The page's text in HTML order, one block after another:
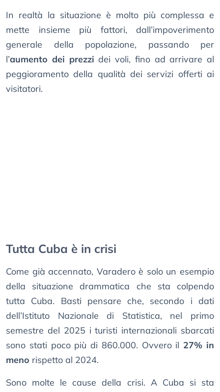
In realtà la situazione è molto più complessa e
mette insieme più fattori, dall’impoverimento
generale della popolazione, passando per
l’aumento dei prezzi dei voli, fino ad arrivare al
peggioramento della qualità dei servizi offerti ai
visitatori.
Tutta Cuba è in crisi
Come già accennato, Varadero è solo un esempio
della situazione drammatica che sta colpendo
tutta Cuba. Basti pensare che, secondo i dati
dell’Istituto Nazionale di Statistica, nel primo
semestre del 2025 i turisti internazionali sbarcati
sono stati poco più di 860.000. Ovvero il 27% in
meno rispetto al 2024.
Sono molte le cause della crisi. A Cuba si sta